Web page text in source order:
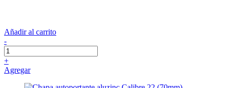
Añadir al carrito
-
+
Agregar